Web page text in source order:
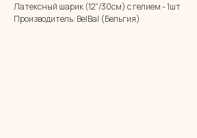
Латексный шарик (12"/30см) с гелием - 1шт
Производитель: BelBal (Бельгия)